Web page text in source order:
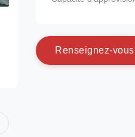
Renseignez-vous